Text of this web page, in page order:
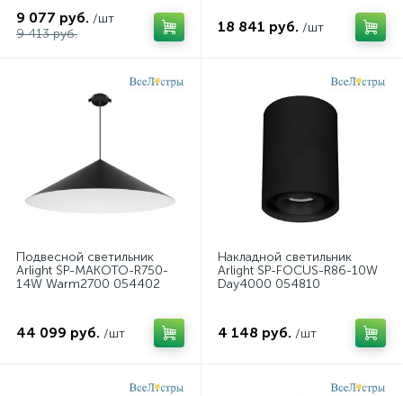
9 077 руб. /шт
9 413 руб.
18 841 руб. /шт
Подвесной светильник
Arlight SP-MAKOTO-R750-
14W Warm2700 054402
44 099 руб. /шт
Накладной светильник
Arlight SP-FOCUS-R86-10W
Day4000 054810
4 148 руб. /шт